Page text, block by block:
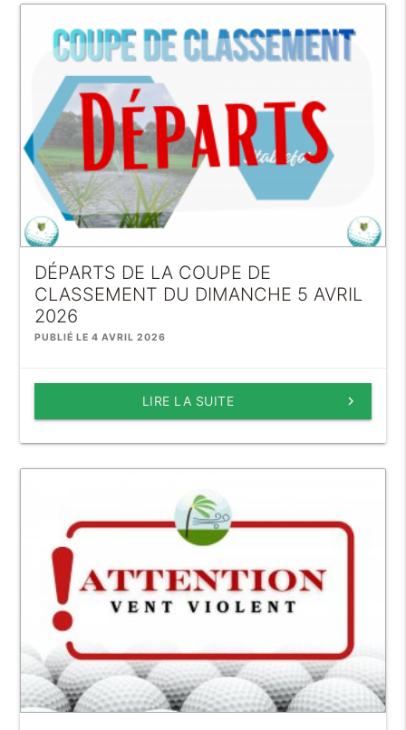
DÉPARTS DE LA COUPE DE
CLASSEMENT DU DIMANCHE 5 AVRIL
2026
PUBLIÉ LE 4 AVRIL 2026
keyboard_arrow_right
LIRE LA SUITE